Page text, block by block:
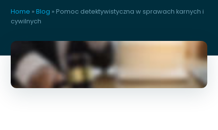
Home »Blog » Pomoc detektywistyczna w sprawach karnych i
cywilnych